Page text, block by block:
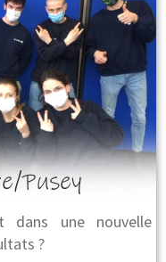
Pusey
dans une nouvelle
?